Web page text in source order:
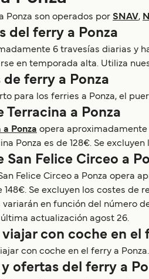
Ponza son operados por SNAV,
del ferry a Ponza
6 travesías diarias y
en temporada alta. Utiliza
de ferry a Ponza
para los ferries a Ponza, el
Terracina a Ponza
a Ponza opera aproximadamente
Ponza es de 128€. Se
San Felice Circeo a
Felice Circeo a Ponza opera
148€. Se excluyen los costes de
variarán en función del número
actualización agost 26.
viajar con coche en el
con coche en el ferry a
y ofertas del ferry a